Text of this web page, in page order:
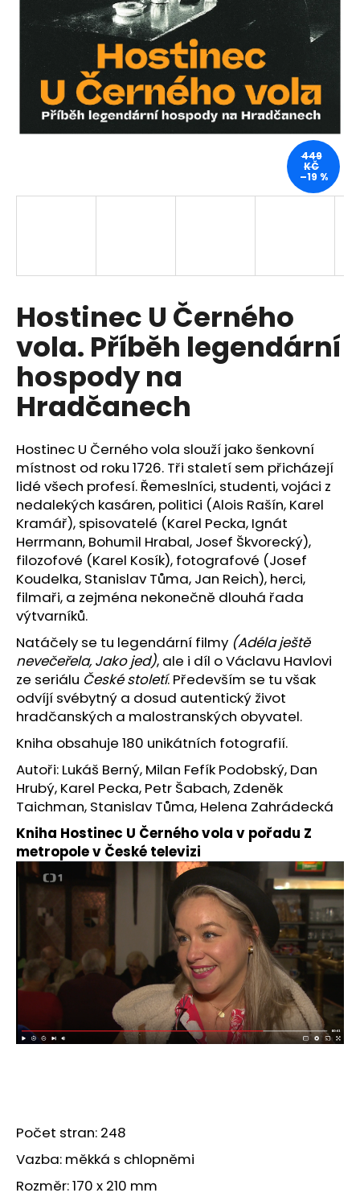
Hostinec U Černého
vola. Příběh legendární
hospody na
Hradčanech
Hostinec U Černého vola slouží jako šenkovní
místnost od roku 1726. Tři staletí sem přicházejí
lidé všech profesí. Řemeslníci, studenti, vojáci z
nedalekých kasáren, politici (Alois Rašín, Karel
Kramář), spisovatelé (Karel Pecka, Ignát
Herrmann, Bohumil Hrabal, Josef Škvorecký),
filozofové (Karel Kosík), fotografové (Josef
Koudelka, Stanislav Tůma, Jan Reich), herci,
filmaři, a zejména nekonečně dlouhá řada
výtvarníků.
Natáčely se tu legendární filmy (Adéla ještě
nevečeřela, Jako jed), ale i díl o Václavu Havlovi
ze seriálu České století. Především se tu však
odvíjí svébytný a dosud autentický život
hradčanských a malostranských obyvatel.
Kniha obsahuje 180 unikátních fotografií.
Autoři: Lukáš Berný, Milan Fefík Podobský, Dan
Hrubý, Karel Pecka, Petr Šabach, Zdeněk
Taichman, Stanislav Tůma, Helena Zahrádecká
Kniha Hostinec U Černého vola v pořadu Z
metropole v České televizi
Počet stran: 248
Vazba: měkká s chlopněmi
Rozměr: 170 x 210 mm
449
KČ
–19 %
o
o
r
u
č
u
j
e
e
PRAŽSKÉ
PŘÍBĚHY
5
–
KRAJINOU
ŽIDOVSKÉHO
GHETTA
428
Kč